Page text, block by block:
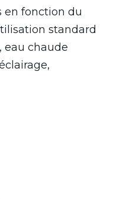
en fonction du
standard
eau chaude